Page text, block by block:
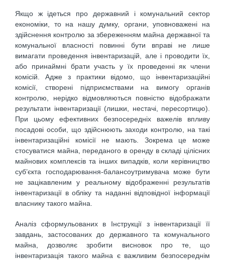
Якщо ж ідеться про державний і комунальний сектор
економіки, то на нашу думку, органи, уповноважені на
здійснення контролю за збереженням майна державної та
комунальної власності повинні бути вправі не лише
вимагати проведення інвентаризацій, але і проводити їх,
або принаймні брати участь у їх проведенні як члени
комісій. Адже з практики відомо, що інвентаризаційні
комісії, створені підприємствами на вимогу органів
контролю, нерідко відмовляються повністю відображати
результати інвентаризації (лишки, нестачі, пересортицю).
При цьому ефективних безпосередніх важелів впливу
посадові особи, що здійснюють заходи контролю, на такі
інвентаризаційні комісії не мають. Зокрема це може
стосуватися майна, переданого в оренду в складі цілісних
майнових комплексів та інших випадків, коли керівництво
суб’єкта господарювання-балансоутримувача може бути
не зацікавленим у реальному відображенні результатів
інвентаризації в обліку та наданні відповідної інформації
власнику такого майна.
Аналіз сформульованих в Інструкції з інвентаризації її
завдань, застосованих до державного та комунального
майна, дозволяє зробити висновок про те, що
інвентаризація такого майна є важливим безпосереднім